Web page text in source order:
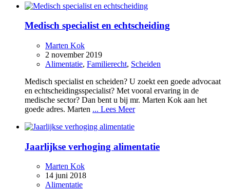
Medisch specialist en echtscheiding
Marten Kok
2 november 2019
Alimentatie, Familierecht, Scheiden
Medisch specialist en scheiden? U zoekt een goede advocaat
en echtscheidingsspecialist? Met vooral ervaring in de
medische sector? Dan bent u bij mr. Marten Kok aan het
goede adres. Marten ... Lees Meer
Jaarlijkse verhoging alimentatie
Marten Kok
14 juni 2018
Alimentatie